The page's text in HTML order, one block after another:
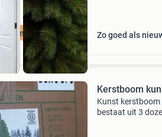
Deal Zo goed als
Kerstboom
Kunst
bestaat uit 3